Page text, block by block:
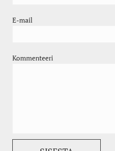
E-mail
Kommenteeri